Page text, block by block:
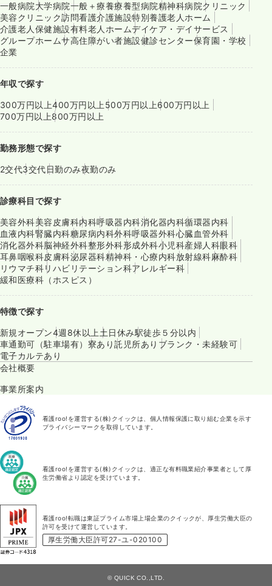
一般病院大学病院一般＋療養療養型病院精神科病院クリニック
美容クリニック訪問看護介護施設特別養護老人ホーム
介護老人保健施設有料老人ホームデイケア・デイサービス
グループホームサ高住障がい者施設健診センター保育園・学校
企業
年収で探す
300万円以上400万円以上 500万円以上600万円以上
700万円以上800万円以上
勤務形態で探す
2交代3交代日勤のみ夜勤のみ
診療科目で探す
美容外科美容皮膚科内科呼吸器内科消化器内科循環器内科
血液内科腎臓内科糖尿病内科外科呼吸器外科心臓血管外科
消化器外科脳神経外科整形外科形成外科小児科産婦人科眼科
耳鼻咽喉科皮膚科泌尿器科精神科・心療内科放射線科麻酔科
リウマチ科リハビリテーション科アレルギー科
緩和医療科（ホスピス）
特徴で探す
新規オープン4週8休以上 土日休み駅徒歩５分以内
車通勤可（駐車場有） 寮あり託児所あり ブランク・未経験可
電子カルテあり
会社概要
事業所案内
看護roo!を運営する(株)クイックは、個人情報保護に取り組む企業を示す
プライバシーマークを取得しています。
看護roo!を運営する(株)クイックは、適正な有料職業紹介事業者として厚
生労働省より認定を受けています。
看護roo!転職は東証プライム市場上場企業のクイックが、厚生労働大臣の
許可を受けて運営しています。
厚生労働大臣許可27-ユ-020100
© QUICK CO.,LTD.